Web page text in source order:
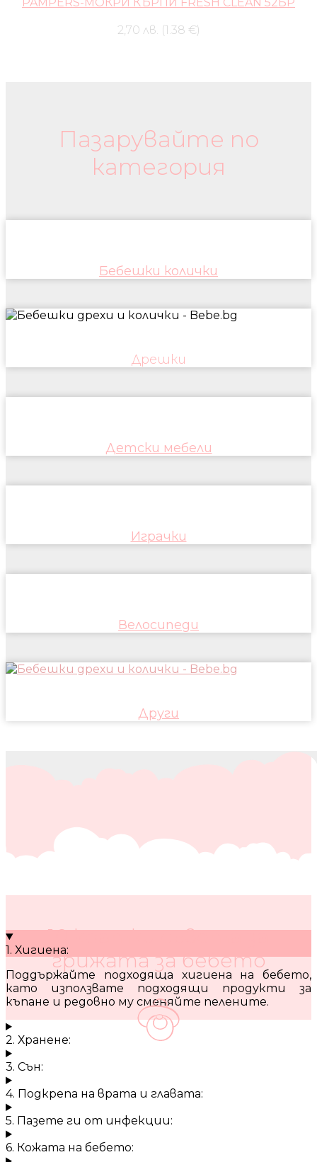
2,70 лв. (1.38 €)
Пазарувайте по
категория
Бебешки колички
Дрешки
Детски мебели
Играчки
Велосипеди
Други
10 кратки съвета за
грижата за бебето
1. Хигиена:
Поддържайте подходяща хигиена на бебето,
като използвате подходящи продукти за
къпане и редовно му сменяйте пелените.
2. Хранене:
3. Сън:
4. Подкрепа на врата и главата:
5. Пазете ги от инфекции:
6. Кожата на бебето: